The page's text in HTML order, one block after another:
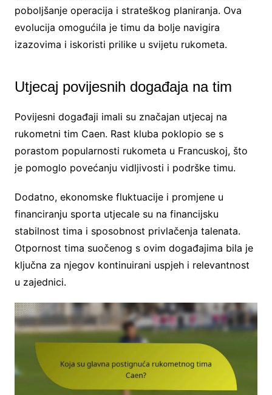
poboljšanje operacija i strateškog planiranja. Ova
evolucija omogućila je timu da bolje navigira
izazovima i iskoristi prilike u svijetu rukometa.
Utjecaj povijesnih događaja na tim
Povijesni događaji imali su značajan utjecaj na
rukometni tim Caen. Rast kluba poklopio se s
porastom popularnosti rukometa u Francuskoj, što
je pomoglo povećanju vidljivosti i podrške timu.
Dodatno, ekonomske fluktuacije i promjene u
financiranju sporta utjecale su na financijsku
stabilnost tima i sposobnost privlačenja talenata.
Otpornost tima suočenog s ovim događajima bila je
ključna za njegov kontinuirani uspjeh i relevantnost
u zajednici.